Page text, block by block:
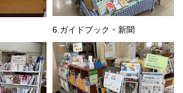
6.ガイドブック・新聞